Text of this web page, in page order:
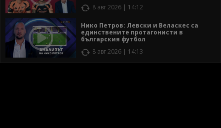
8 авг 2026 | 14:12
Нико Петров: Левски и Веласкес са
единствените протагонисти в
българския футбол
8 авг 2026 | 14:13